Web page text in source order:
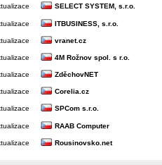
SELECT SYSTEM, s.r.o.
ITBUSINESS, s.r.o.
vranet.cz
4M Rožnov spol. s r.o.
ZděchovNET
Corelia.cz
SPCom s.r.o.
RAAB Computer
Rousinovsko.net